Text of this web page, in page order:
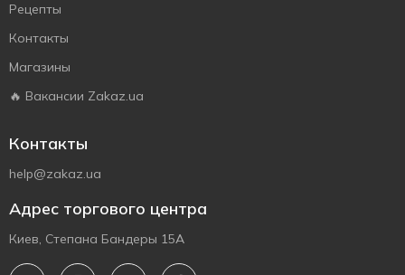
Рецепты
Контакты
Магазины
🔥 Вакансии Zakaz.ua
Контакты
help@zakaz.ua
Адрес торгового центра
Киев, Степана Бандеры 15А